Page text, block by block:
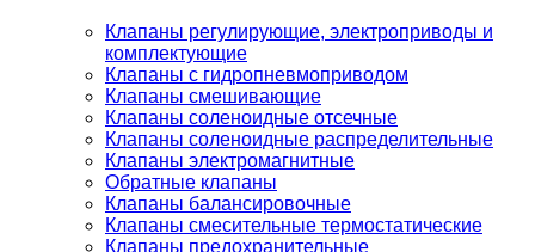
Клапаны регулирующие, электроприводы и
комплектующие
Клапаны с гидропневмоприводом
Клапаны смешивающие
Клапаны соленоидные отсечные
Клапаны соленоидные распределительные
Клапаны электромагнитные
Обратные клапаны
Клапаны балансировочные
Клапаны смесительные термостатические
Клапаны предохранительные